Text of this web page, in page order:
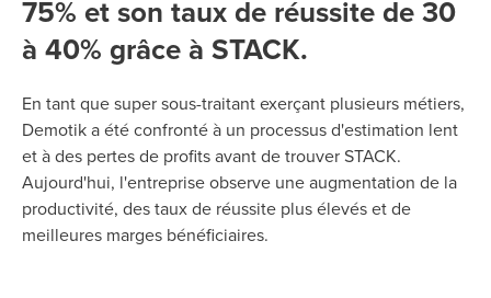
75% et son taux de réussite de 30
à 40% grâce à STACK.
En tant que super sous-traitant exerçant plusieurs métiers,
Demotik a été confronté à un processus d'estimation lent
et à des pertes de profits avant de trouver STACK.
Aujourd'hui, l'entreprise observe une augmentation de la
productivité, des taux de réussite plus élevés et de
meilleures marges bénéficiaires.